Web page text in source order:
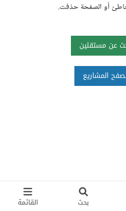
بحث القائمة
أو الصفحة حذفت.
عن مستقلين
المشاريع